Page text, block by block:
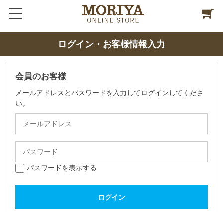
ログイン・お客様情報入力
会員のお客様
メールアドレスとパスワードを入力してログインしてくださ
い。
パスワードを表示する